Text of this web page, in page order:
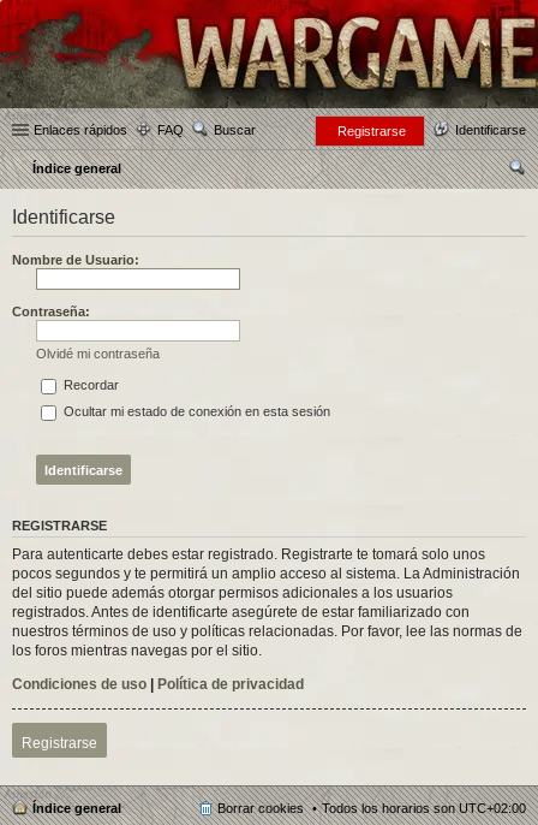
Enlaces rápidos FAQ Buscar Identificarse
Registrarse
Índice general
Identificarse
Nombre de Usuario:
Contraseña:
Olvidé mi contraseña
Recordar
Ocultar mi estado de conexión en esta sesión
REGISTRARSE
Para autenticarte debes estar registrado. Registrarte te tomará solo unos
pocos segundos y te permitirá un amplio acceso al sistema. La Administración
del sitio puede además otorgar permisos adicionales a los usuarios
registrados. Antes de identificarte asegúrete de estar familiarizado con
nuestros términos de uso y políticas relacionadas. Por favor, lee las normas de
los foros mientras navegas por el sitio.
Condiciones de uso | Política de privacidad
Registrarse
Índice general Todos los horarios sonUTC+02:00
Borrar cookies